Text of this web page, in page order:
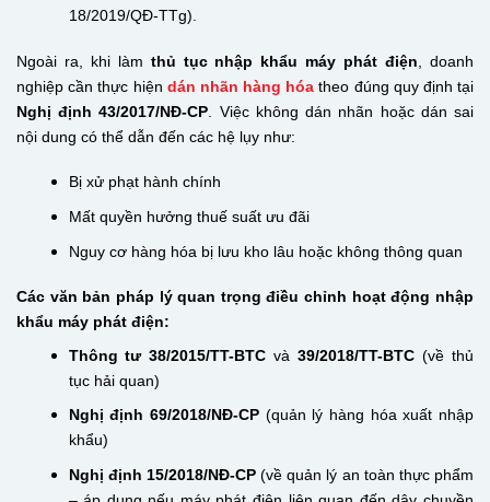
18/2019/QĐ-TTg).
Ngoài ra, khi làm thủ tục nhập khẩu máy phát điện , doanh
nghiệp cần thực hiện dán nhãn hàng hóa theo đúng quy định tại
Nghị định 43/2017/NĐ-CP . Việc không dán nhãn hoặc dán sai
nội dung có thể dẫn đến các hệ lụy như:
Bị xử phạt hành chính
Mất quyền hưởng thuế suất ưu đãi
Nguy cơ hàng hóa bị lưu kho lâu hoặc không thông quan
Các văn bản pháp lý quan trọng điều chỉnh hoạt động nhập
khẩu máy phát điện:
Thông tư 38/2015/TT-BTC và39/2018/TT-BTC (về thủ
tục hải quan)
Nghị định 69/2018/NĐ-CP(quản lý hàng hóa xuất nhập
khẩu)
Nghị định 15/2018/NĐ-CP(về quản lý an toàn thực phẩm